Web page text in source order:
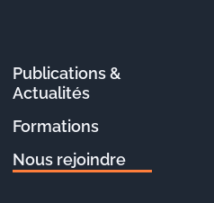
Publications &
Actualités
Formations
Nous rejoindre